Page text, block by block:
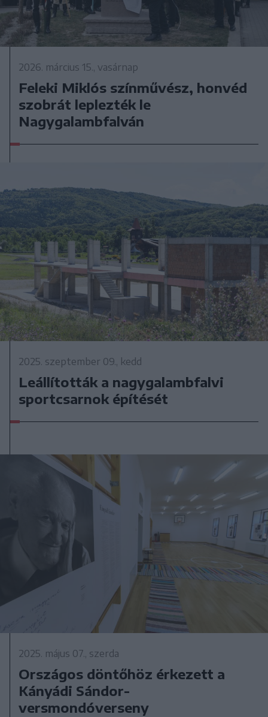
2026. március 15., vasárnap
Feleki Miklós színművész, honvéd
szobrát leplezték le
Nagygalambfalván
2025. szeptember 09., kedd
Leállították a nagygalambfalvi
sportcsarnok építését
2025. május 07., szerda
Országos döntőhöz érkezett a
Kányádi Sándor-
versmondóverseny